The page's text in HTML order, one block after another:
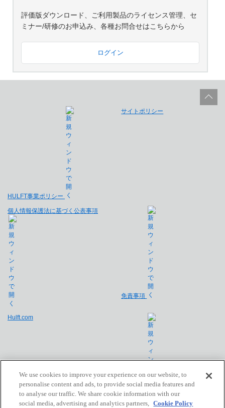
評価版ダウンロード、ご利用製品のライセンス管理、セ
ミナー/研修のお申込み、各種お問合せはこちらから
ログイン
HULFT事業ポリシー
サイトポリシー
個人情報保護法に基づく公表事項
免責事項
Hulft.com
会社概要
We use cookies to improve your experience on our website, to
personalise content and ads, to provide social media features and
to analyse our traffic. We share cookie information with our
social media, advertising and analytics partners, Cookie Policy